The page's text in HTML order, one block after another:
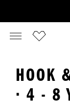
HOOK
· 4 - 8